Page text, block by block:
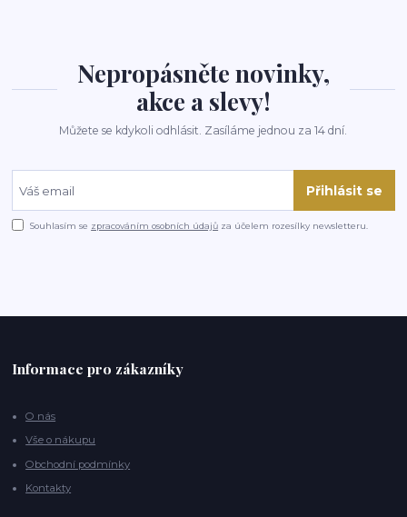
Nepropásněte novinky,
akce a slevy!
Můžete se kdykoli odhlásit. Zasíláme jednou za 14 dní.
Přihlásit se
Souhlasím se zpracováním osobních údajů za účelem rozesílky newsletteru.
Informace pro zákazníky
O nás
Vše o nákupu
Obchodní podmínky
Kontakty